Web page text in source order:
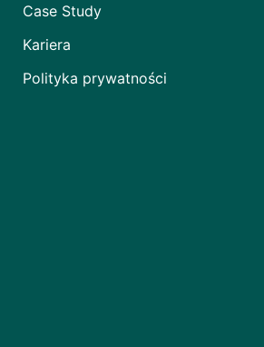
Case Study
Kariera
Polityka prywatności